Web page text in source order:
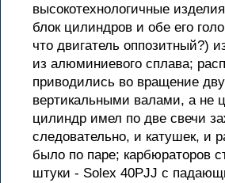
высокотехнологичные
блок цилиндров и обе его
что двигатель оппозитный?)
из алюминиевого сплава;
приводились во вращение
вертикальными валами, а не
цилиндр имел по две свечи
следовательно, и катушек, и
было по паре; карбюраторов
штуки - Solex 40PJJ с